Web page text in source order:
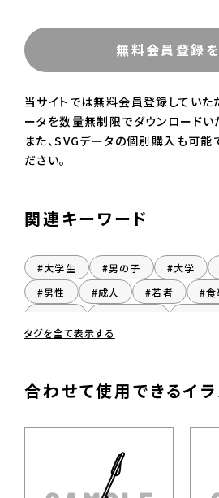
無料会員登録
当サイトでは無料会員登録していた
ータを数量無制限でダウンロードい
また、SVGデータの個別購入も可能
ださい。
関連キーワード
#大学生 #男の子 #大学
#男性
#成人 #若者 #食
#着席
#だんせい
タグを全て表示する
合わせて使用できるイラ